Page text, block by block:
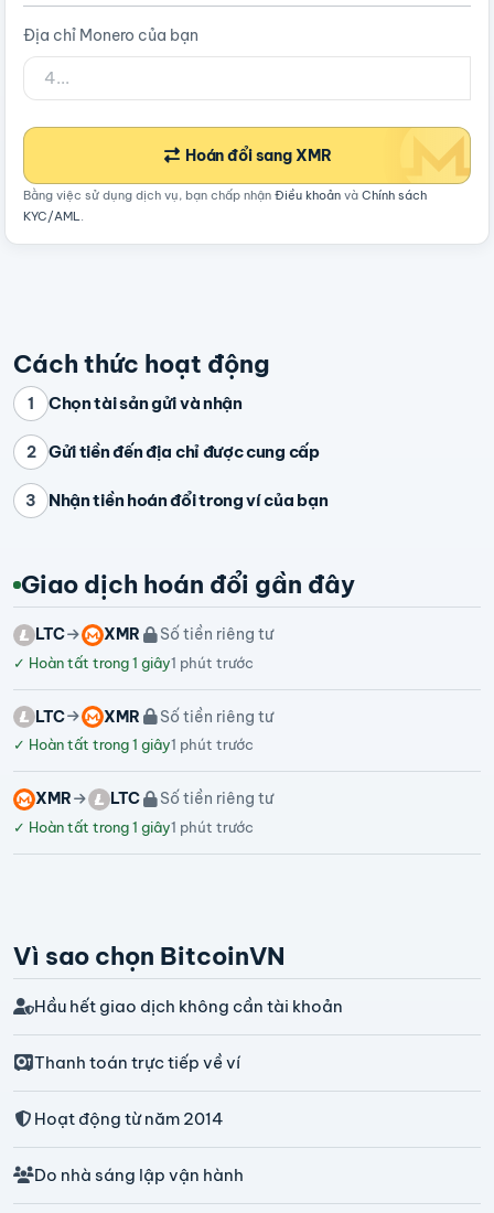
Địa chỉ Monero của bạn
Hoán đổi sang XMR
Bằng việc sử dụng dịch vụ, bạn chấp nhận Điều khoản và Chính sách
KYC/AML.
Cách thức hoạt động
1 Chọn tài sản gửi và nhận
2 Gửi tiền đến địa chỉ được cung cấp
3 Nhận tiền hoán đổi trong ví của bạn
Giao dịch hoán đổi gần đây
LTC XMR Số tiền riêng tư
✓ Hoàn tất trong 1 giây1 phút trước
LTC XMR Số tiền riêng tư
✓ Hoàn tất trong 1 giây1 phút trước
XMR LTC Số tiền riêng tư
✓ Hoàn tất trong 1 giây1 phút trước
Vì sao chọn BitcoinVN
Hầu hết giao dịch không cần tài khoản
Thanh toán trực tiếp về ví
Hoạt động từ năm 2014
Do nhà sáng lập vận hành